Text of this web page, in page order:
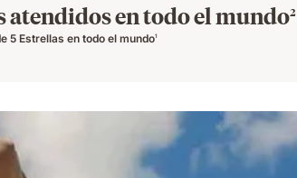
atendidos en todo el mundo2
5 Estrellas en todo el mundo1